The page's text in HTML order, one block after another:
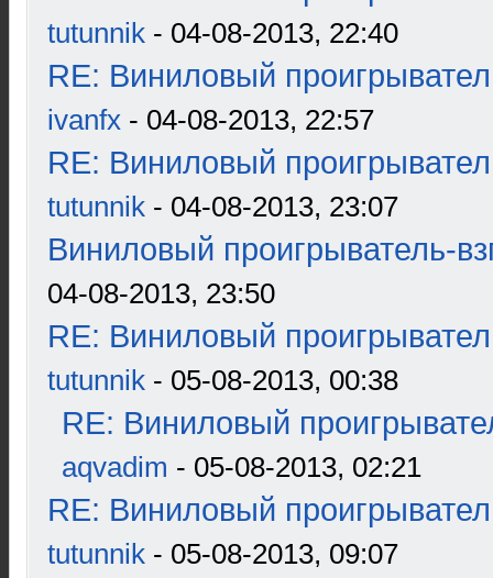
tutunnik - 04-08-2013, 22:40
RE: Виниловый
ivanfx - 04-08-2013, 22:57
RE: Виниловый
tutunnik - 04-08-2013, 23:07
Виниловый проигрыватель-
04-08-2013, 23:50
RE: Виниловый
tutunnik - 05-08-2013, 00:38
RE: Виниловый
aqvadim - 05-08-2013, 02:21
RE: Виниловый
tutunnik - 05-08-2013, 09:07